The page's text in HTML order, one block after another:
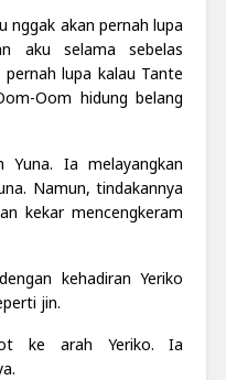
nggak akan pernah lupa
aku selama sebelas
lupa kalau Tante
Oom hidung belang
Yuna. Ia melayangkan
Namun, tindakannya
kekar mencengkeram
kehadiran Yeriko
jin.
ke arah Yeriko. Ia